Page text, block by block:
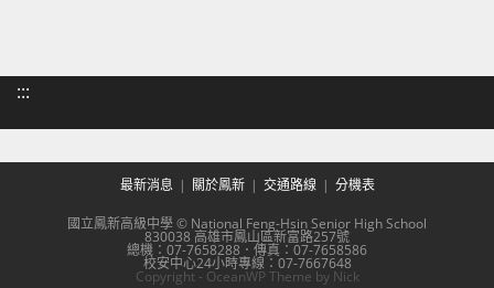
:::
最新消息 關於鳳新 交通路線 分機表
國立鳳新高級中學 © National Feng-Hsin Senior High School
830038 高雄市鳳山區新富路257號
總機：07-7658288．傳真：07-7658586
校安中心24小時專線：07-7667648
Copyright - OceanWP Theme by Nick